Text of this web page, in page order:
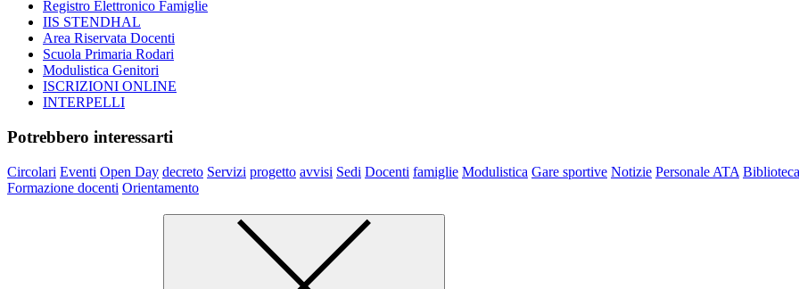
Registro Elettronico Famiglie
IIS STENDHAL
Area Riservata Docenti
Scuola Primaria Rodari
Modulistica Genitori
ISCRIZIONI ONLINE
INTERPELLI
Potrebbero interessarti
Circolari Eventi Open Day decreto Servizi progetto avvisi Sedi Docenti famiglie Modulistica Gare sportive Notizie Personale ATA Biblioteca
Formazione docenti Orientamento